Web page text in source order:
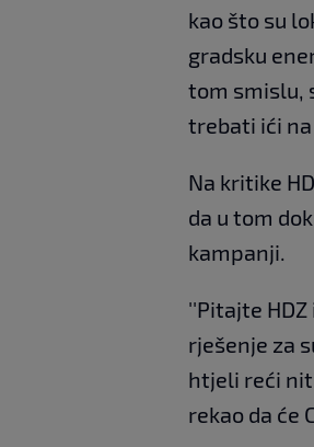
kao što su
gradsku
tom smislu,
trebati ići na
Na kritike
da u tom
kampanji.
''Pitajte
rješenje za
htjeli reći
rekao da će